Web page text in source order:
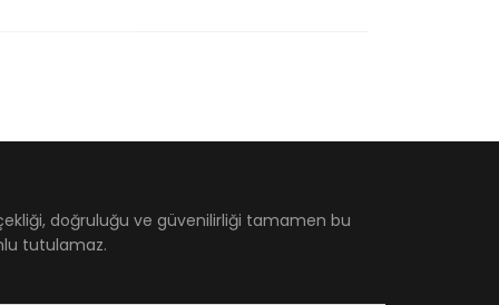
doğruluğu ve güvenilirliği tamamen bu
tutulamaz.